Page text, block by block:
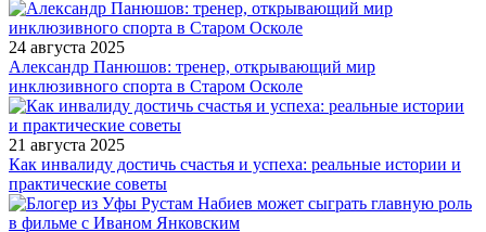
24 августа 2025
Александр Панюшов: тренер, открывающий мир
инклюзивного спорта в Старом Осколе
21 августа 2025
Как инвалиду достичь счастья и успеха: реальные истории и
практические советы